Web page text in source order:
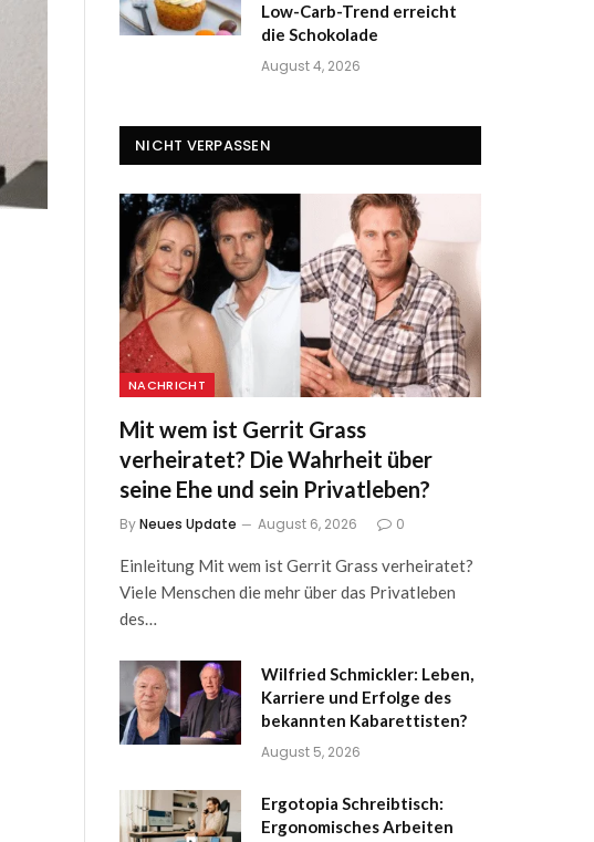
Low-Carb-Trend erreicht
die Schokolade
August 4, 2026
NICHT VERPASSEN
NACHRICHT
Mit wem ist Gerrit Grass
verheiratet? Die Wahrheit über
seine Ehe und sein Privatleben?
ByNeues Update August 6, 2026 0
Einleitung Mit wem ist Gerrit Grass verheiratet?
Viele Menschen die mehr über das Privatleben
des…
Wilfried Schmickler: Leben,
Karriere und Erfolge des
bekannten Kabarettisten?
August 5, 2026
Ergotopia Schreibtisch:
Ergonomisches Arbeiten